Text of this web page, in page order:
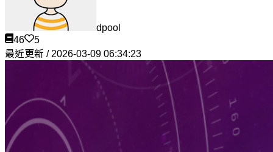
dpool
46
5
最近更新 / 2026-03-09 06:34:23